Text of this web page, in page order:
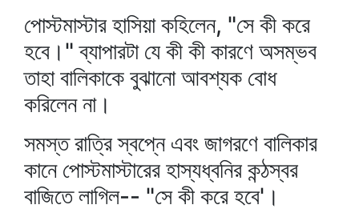
পোস্টমাস্টার হাসিয়া কহিলেন, "সে কী করে
হবে।" ব্যাপারটা যে কী কী কারণে অসম্ভব
তাহা বালিকাকে বুঝানো আবশ্যক বোধ
করিলেন না।
সমস্ত রাত্রি স্বপ্নে এবং জাগরণে বালিকার
কানে পোস্টমাস্টারের হাস্যধ্বনির কন্ঠস্বর
বাজিতে লাগিল-- "সে কী করে হবে'।